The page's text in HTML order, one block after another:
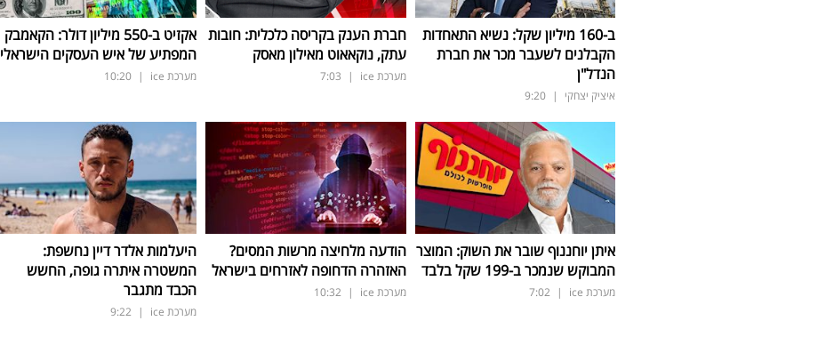
ב-160 מיליון שקל: נשיא התאחדות
הקבלנים לשעבר מכר את חברת
הנדל"ן
איציק יצחקי |
9:20
חברת הענק בקריסה כלכלית: חובות
עתק, נוקאאוט מאילון מאסק
מערכת ice |
7:03
אקזיט ב-550 מיליון דולר: הקאמבק
המפתיע של איש העסקים הישראלי
מערכת ice |
10:20
איתן יוחננוף שובר את השוק: המוצר
המבוקש שנמכר ב-199 שקל בלבד
מערכת ice |
7:02
הודעה מלחיצה מרשות המסים?
האזהרה הדחופה לאזרחים בישראל
מערכת ice |
10:32
היעלמות אלדר דיין נחשפת:
המשטרה איתרה גופה, החשש
הכבד מתגבר
מערכת ice |
9:22